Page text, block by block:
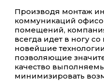
Производя монтаж
коммуникаций
помещений,
всегда идет в ногу
новейшие
позволяющие
качество
минимизировать